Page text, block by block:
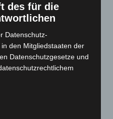
des für die
Datenschutz-
den Mitgliedstaaten der
Datenschutzgesetze und